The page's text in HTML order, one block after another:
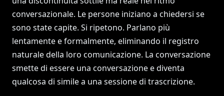
conversazionale. Le persone iniziano a chiedersi se
sono state capite. Si ripetono. Parlano più
lentamente e formalmente, eliminando il registro
naturale della loro comunicazione. La conversazione
smette di essere una conversazione e diventa
qualcosa di simile a una sessione di trascrizione.